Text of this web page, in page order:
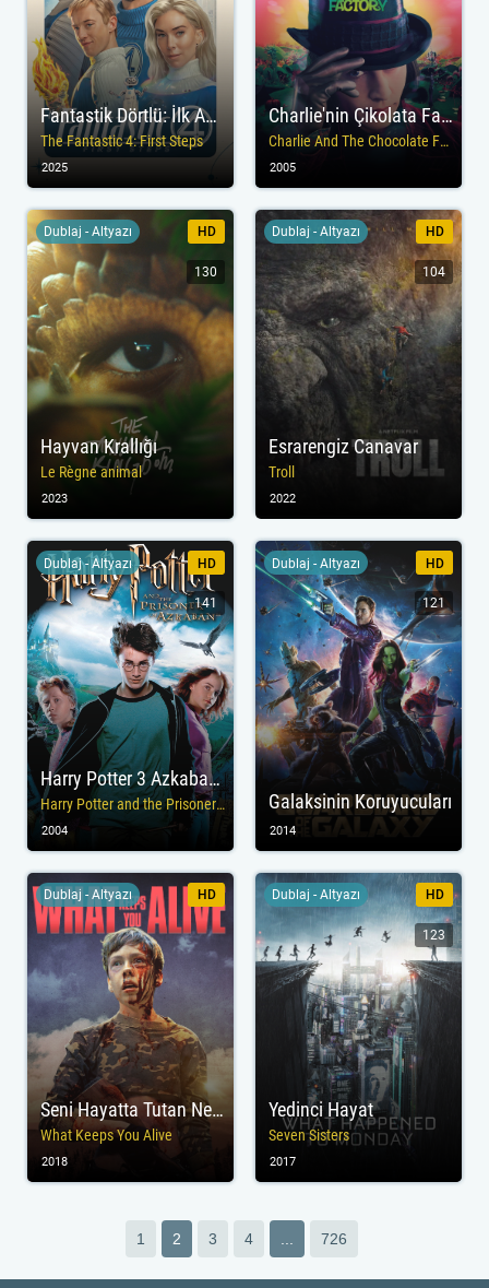
Fantastik Dörtlü: İlk Adımlar
The Fantastic 4: First Steps
2025
Charlie'nin Çikolata Fabrikası
Charlie And The Chocolate Factory
2005
Hayvan Krallığı
Le Règne animal
Dublaj - Altyazı HD
130
2023
Esrarengiz Canavar
Troll
Dublaj - Altyazı HD
104
2022
Harry Potter 3 Azkaban Tutsağı
Harry Potter and the Prisoner of Azkaban
Dublaj - Altyazı HD
141
2004
Galaksinin Koruyucuları
Dublaj - Altyazı HD
121
2014
Seni Hayatta Tutan Nedir?
What Keeps You Alive
Dublaj - Altyazı HD
2018
Yedinci Hayat
Seven Sisters
Dublaj - Altyazı HD
123
2017
1 2 3 4 726